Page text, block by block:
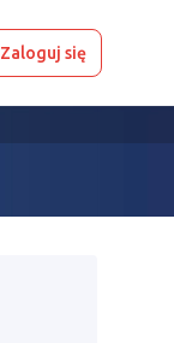
Zaloguj się